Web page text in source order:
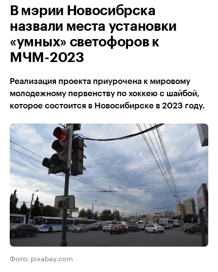
В мэрии Новосибрска
назвали места установки
«умных» светофоров к
МЧМ-2023
Реализация проекта приурочена к мировому
молодежному первенству по хоккею с шайбой,
которое состоится в Новосибирске в 2023 году.
Фото: pixabay.com